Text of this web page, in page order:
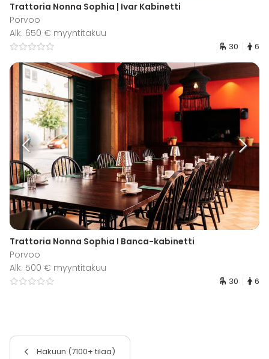
Trattoria Nonna Sophia | Ivar Kabinetti
Porvoo
Alk. 650 € myyntitakuu
30 6
Trattoria Nonna Sophia I Banca-kabinetti
Porvoo
Alk. 500 € myyntitakuu
30 6
Hakuun (7100+ tilaa)